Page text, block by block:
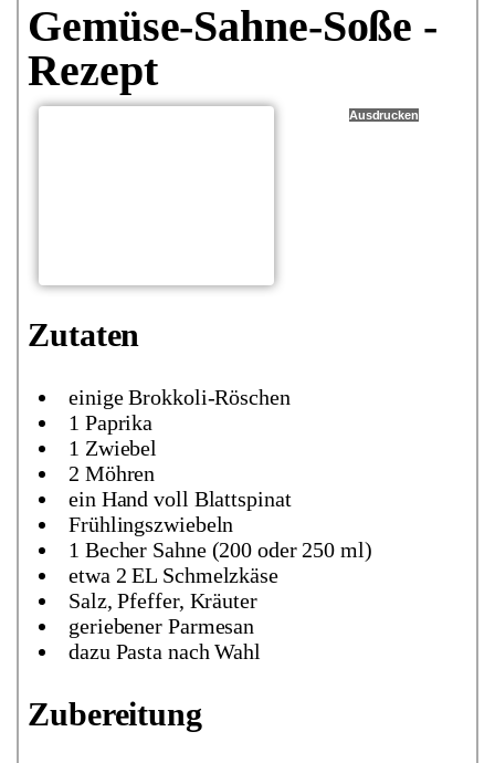
Gemüse-Sahne-Soße -
Rezept
Ausdrucken
Zutaten
einige Brokkoli-Röschen
1 Paprika
1 Zwiebel
2 Möhren
ein Hand voll Blattspinat
Frühlingszwiebeln
1 Becher Sahne (200 oder 250 ml)
etwa 2 EL Schmelzkäse
Salz, Pfeffer, Kräuter
geriebener Parmesan
dazu Pasta nach Wahl
Zubereitung